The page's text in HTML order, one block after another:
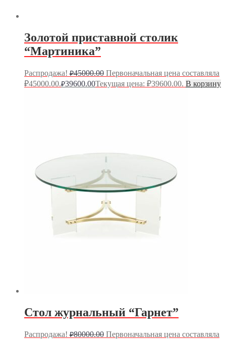
Золотой приставной столик
“Мартиника”
Распродажа! ₽45000.00 Первоначальная цена составляла
₽45000.00.₽39600.00Текущая цена: ₽39600.00. В корзину
Стол журнальный “Гарнет”
Распродажа! ₽80000.00 Первоначальная цена составляла